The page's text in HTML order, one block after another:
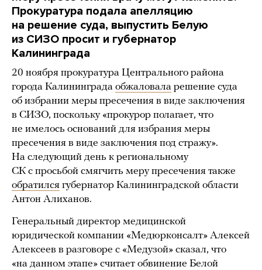
Прокуратура подала апелляцию
на решение суда, выпустить Белую
из СИЗО просит и губернатор
Калининграда
20 ноября прокуратура Центрального района
города Калининграда обжаловала решение суда
об избрании меры пресечения в виде заключения
в СИЗО, поскольку «прокурор полагает, что
не имелось оснований для избрания меры
пресечения в виде заключения под стражу».
На следующий день к региональному
СК с просьбой смягчить меру пресечения также
обратился губернатор Калининградской области
Антон Алиханов.
Генеральный директор медицинской
юридической компании «Медюрконсалт» Алексей
Алексеев в разговоре с «Медузой» сказал, что
«на данном этапе» считает обвинение Белой